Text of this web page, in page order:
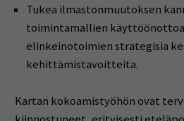
Tukea ilmastonmuutoksen
toimintamallien
elinkeinotoimien strategisia
kehittämistavoitteita.
Kartan kokoamistyöhön ovat